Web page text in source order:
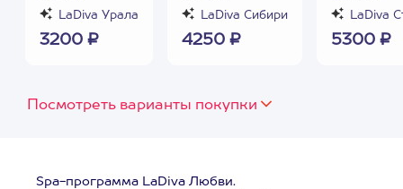
LaDiva Урала
3200 ₽
LaDiva Сибири
4250 ₽
LaDiva
5300 ₽
Посмотреть варианты покупки
Spa-программа LaDiva Любви.